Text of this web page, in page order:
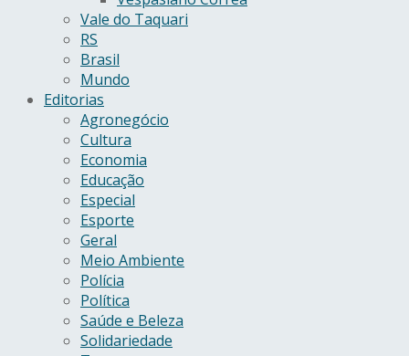
Vale do Taquari
RS
Brasil
Mundo
Editorias
Agronegócio
Cultura
Economia
Educação
Especial
Esporte
Geral
Meio Ambiente
Polícia
Política
Saúde e Beleza
Solidariedade